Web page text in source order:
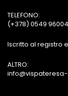
TELEFONO:
(+378) 0549
Iscritto al registro
ALTRO: